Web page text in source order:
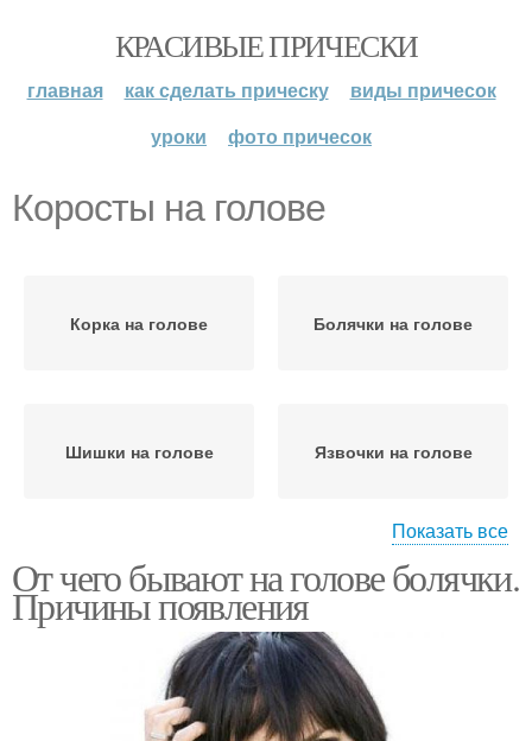
КРАСИВЫЕ ПРИЧЕСКИ
главная как сделать прическу
виды причесок
уроки
фото причесок
Коросты на голове
Корка на голове Болячки на голове
Шишки на голове Язвочки на голове
Сыпь на голове Прыщи на голове
Болячки в голове
Показать все
От чего бывают на голове болячки.
Причины появления